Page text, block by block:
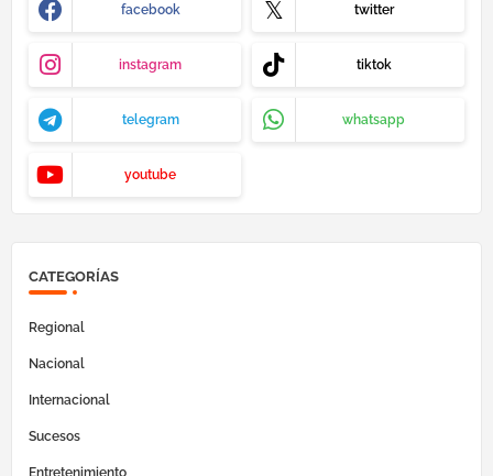
facebook twitter
instagram tiktok
telegram whatsapp
youtube
CATEGORÍAS
Regional
Nacional
Internacional
Sucesos
Entretenimiento